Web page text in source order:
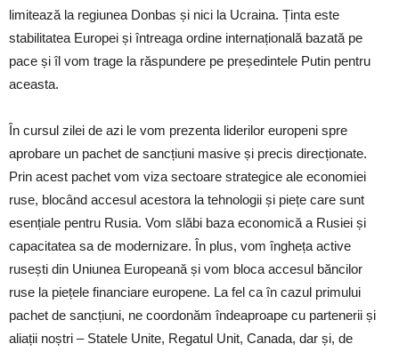
limitează la regiunea Donbas și nici la Ucraina. Ținta este
stabilitatea Europei și întreaga ordine internațională bazată pe
pace și îl vom trage la răspundere pe președintele Putin pentru
aceasta.
În cursul zilei de azi le vom prezenta liderilor europeni spre
aprobare un pachet de sancțiuni masive și precis direcționate.
Prin acest pachet vom viza sectoare strategice ale economiei
ruse, blocând accesul acestora la tehnologii și piețe care sunt
esențiale pentru Rusia. Vom slăbi baza economică a Rusiei și
capacitatea sa de modernizare. În plus, vom îngheța active
rusești din Uniunea Europeană și vom bloca accesul băncilor
ruse la piețele financiare europene. La fel ca în cazul primului
pachet de sancțiuni, ne coordonăm îndeaproape cu partenerii și
aliații noștri – Statele Unite, Regatul Unit, Canada, dar și, de